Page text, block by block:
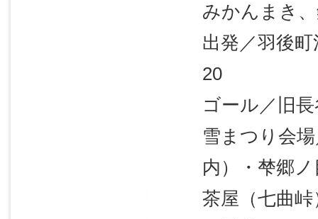
みかんまき
出発／羽後
20
ゴール／旧
雪まつり会
内）・梺郷
茶屋（七曲